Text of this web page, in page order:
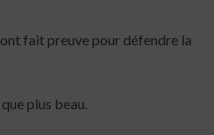
fait preuve pour défendre la
plus beau.